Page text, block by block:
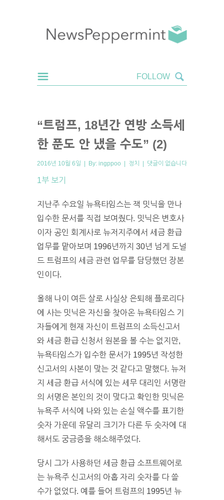
“트럼프, 18년간 연방 소득세
한 푼도 안 냈을 수도” (2)
2016년 10월 6일 | By: ingppoo | 정치 | 댓글이 없습니다
1부 보기
지난주 수요일 뉴욕타임스는 잭 밋닉을 만나
입수한 문서를 직접 보여줬다. 밋닉은 변호사
이자 공인 회계사로 뉴저지주에서 세금 환급
업무를 맡아보며 1996년까지 30년 넘게 도널
드 트럼프의 세금 관련 업무를 담당했던 장본
인이다.
올해 나이 여든 살로 사실상 은퇴해 플로리다
에 사는 밋닉은 자신을 찾아온 뉴욕타임스 기
자들에게 현재 자신이 트럼프의 소득신고서
와 세금 환급 신청서 원본을 볼 수는 없지만,
뉴욕타임스가 입수한 문서가 1995년 작성한
신고서의 사본이 맞는 것 같다고 말했다. 뉴저
지 세금 환급 서식에 있는 세무 대리인 서명란
의 서명은 본인의 것이 맞다고 확인한 밋닉은
뉴욕주 서식에 나와 있는 손실 액수를 표기한
숫자 가운데 유달리 크기가 다른 두 숫자에 대
해서도 궁금증을 해소해주었다.
당시 그가 사용하던 세금 환급 소프트웨어로
는 뉴욕주 신고서의 아홉 자리 숫자를 다 쓸
수가 없었다. 예를 들어 트럼프의 1995년 뉴